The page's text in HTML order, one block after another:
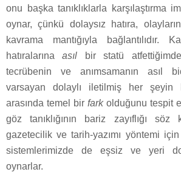
onu başka tanıklıklarla karşılaştırma
oynar, çünkü dolaysız hatıra,
kavrama mantığıyla bağlantılıdır.
hatıralarınaasıl bir statü
tecrübenin ve anımsamanın asıl
varsayan dolaylı iletilmiş her şeyin
arasında temel birfarkolduğunu tespit
göz tanıklığının bariz zayıflığı söz
gazetecilik ve tarih-yazımı yöntemi
sistemlerimizde de eşsiz ve yeri
oynarlar.